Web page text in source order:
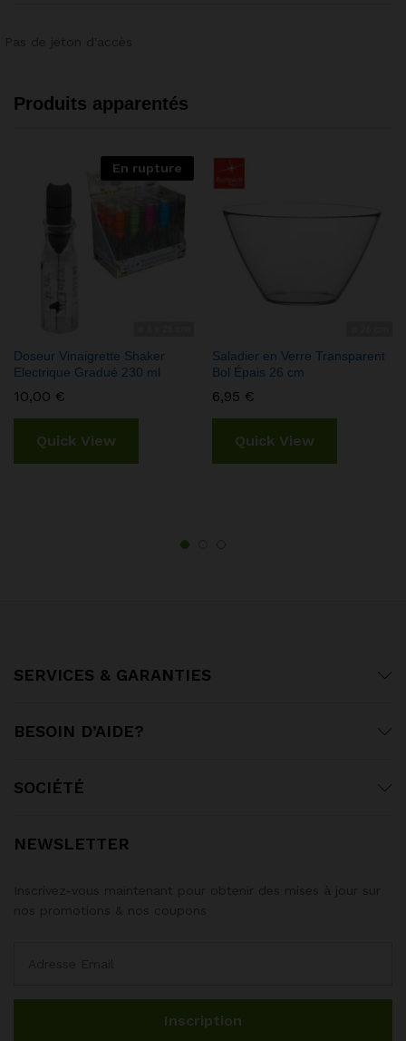
Produits apparentés
En rupture
Doseur Vinaigrette Shaker
Electrique Gradué 230 ml
10,00 €
Quick View
Saladier en Verre Transparent
Bol Épais 26 cm
6,95 €
Quick View
SERVICES & GARANTIES
BESOIN D’AIDE?
SOCIÉTÉ
NEWSLETTER